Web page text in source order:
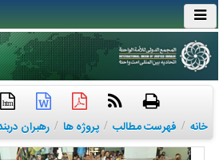
htm
خانه / فهرست مطالب / پروژه ها / رهبران